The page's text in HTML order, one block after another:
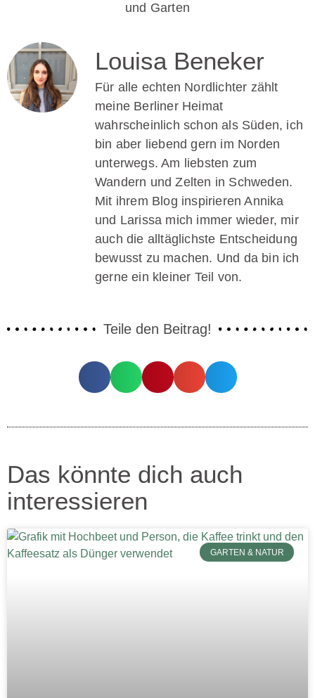
Louisa Beneker
Für alle echten Nordlichter zählt
meine Berliner Heimat
wahrscheinlich schon als Süden, ich
bin aber liebend gern im Norden
unterwegs. Am liebsten zum
Wandern und Zelten in Schweden.
Mit ihrem Blog inspirieren Annika
und Larissa mich immer wieder, mir
auch die alltäglichste Entscheidung
bewusst zu machen. Und da bin ich
gerne ein kleiner Teil von.
Teile den Beitrag!
Das könnte dich auch
interessieren
GARTEN & NATUR